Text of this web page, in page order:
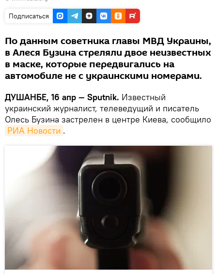
Подписаться
По данным советника главы МВД Украины,
в Алеся Бузина стреляли двое неизвестных
в маске, которые передвигались на
автомобиле не с украинскими номерами.
ДУШАНБЕ, 16 апр — Sputnik. Известный
украинский журналист, телеведущий и писатель
Олесь Бузина застрелен в центре Киева, сообщило
РИА Новости .